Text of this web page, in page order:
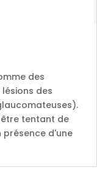
des
des
être tentant de
d'une